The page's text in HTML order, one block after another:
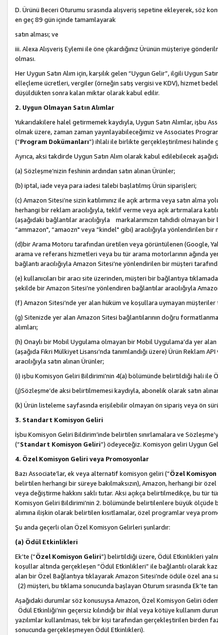
D. Ürünü Beceri Oturumu sırasında alışveriş sepetine ekleyerek, söz
en geç 89 gün içinde tamamlayarak
satın alması; ve
iii. Alexa Alışveriş Eylemi ile öne çıkardığınız Ürünün müşteriye
olması.
Her Uygun Satın Alım için, karşılık gelen “Uygun Gelir”, ilgili Uygun
elleçleme ücretleri, vergiler (örneğin satış vergisi ve KDV), hizmet
düşüldükten sonra kalan miktar olarak kabul edilir.
2. Uygun Olmayan Satın Alımlar
Yukarıdakilere halel getirmemek kaydıyla, Uygun Satın Alımlar, işbu
olmak üzere, zaman zaman yayınlayabileceğimiz ve Associates
(“Program Dokümanları”) ihlali ile birlikte gerçekleştirilmesi halinde
Ayrıca, aksi takdirde Uygun Satın Alım olarak kabul edilebilecek
(a) Sözleşme’nizin feshinin ardından satın alınan Ürünler;
(b) iptal, iade veya para iadesi talebi başlatılmış Ürün siparişleri;
(c) Amazon Sitesi’ne sizin katılımınız ile açık artırma veya satın alma
herhangi bir reklam aracılığıyla, teklif verme veya açık artırmalara
(aşağıdaki bağlantılar aracılığıyla markalarımızın tahdidi olmayan
“ammazon", “amaozn" veya “kindel" gibi) aracılığıyla yönlendirilen
(d)bir Arama Motoru tarafından üretilen veya görüntülenen (Google,
arama ve referans hizmetleri veya bu tür arama motorlarının ağında
bağlantı aracılığıyla Amazon Sitesi’ne yönlendirilen bir müşteri
(e) kullanıcıları bir aracı site üzerinden, müşteri bir bağlantıya
şekilde bir Amazon Sitesi’ne yönlendiren bağlantılar aracılığıyla
(f) Amazon Sitesi’nde yer alan hüküm ve koşullara uymayan müşteriler
(g) Sitenizde yer alan Amazon Sitesi bağlantılarının doğru
alımları;
(h) Onaylı bir Mobil Uygulama olmayan bir Mobil Uygulama’da yer
(aşağıda Fikri Mülkiyet Lisansı’nda tanımlandığı üzere) Ürün Reklam
aracılığıyla satın alınan Ürünler;
(i) işbu Komisyon Geliri Bildirimi’nin 4(a) bölümünde belirtildiği hali ile
(j)Sözleşme’de aksi belirtilmemesi kaydıyla, abonelik olarak satın
(k) Ürün listeleme sayfasında erişilebilir olmayan ön sipariş veya ön
3. Standart Komisyon Geliri
İşbu Komisyon Geliri Bildirim’inde belirtilen sınırlamalara ve
(“Standart Komisyon Geliri”) ödeyeceğiz. Komisyon geliri Uygun
4. Özel Komisyon Geliri veya Promosyonlar
Bazı Associate’lar, ek veya alternatif komisyon geliri (“Özel
belirtilen herhangi bir süreye bakılmaksızın), Amazon, herhangi bir
veya değiştirme hakkını saklı tutar. Aksi açıkça belirtilmedikçe, bu tür
Komisyon Geliri Bildirimi’nin 2. bölümünde belirtilenlere büyük ölçüde
alımına ilişkin olarak belirtilen kısıtlamalar, özel programlar veya
Şu anda geçerli olan Özel Komisyon Gelirleri şunlardır:
(a) Ödül Etkinlikleri
Ek’te (“Özel Komisyon Geliri”) belirtildiği üzere, Ödül Etkinlikleri
koşullar altında gerçekleşen “Ödül Etkinlikleri” ile bağlantılı olarak
alan bir Özel Bağlantıya tıklayarak Amazon Sitesi’nde ödüle özel ana
(2) müşteri, bu tıklama sonucunda başlayan Oturum sırasında Ek’te
Aşağıdaki durumlar söz konusuysa Amazon, Özel Komisyon Geliri
Ödül Etkinliği’nin geçersiz kılındığı bir ihlal veya kötüye kullanım
yazılımlar kullanılması, tek bir kişi tarafından gerçekleştirilen
sonucunda gerçekleşmeyen Ödül Etkinlikleri).